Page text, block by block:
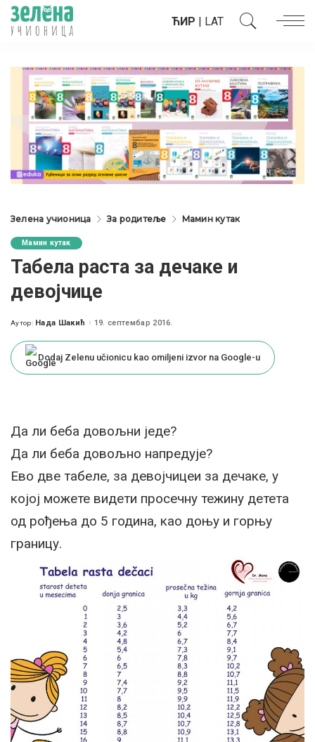
ЋИР | LAT
Зелена учионица За родитеље Мамин кутак
Мамин кутак
Табела раста за дечаке и
девојчице
Posted
Аутор: Нада Шакић 19. септембар 2016.
Dodaj Zelenu učionicu kao omiljeni izvor na Google-u
Да ли беба довољни једе?
Да ли беба довољно напредује?
Ево две табеле, за девојчицеи за дечаке, у
којој можете видети просечну тежину детета
од рођења до 5 година, као доњу и горњу
границу.